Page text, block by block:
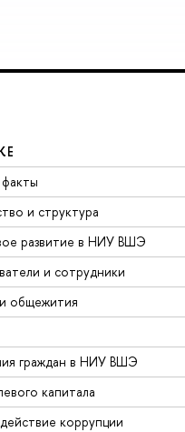
и структура
развитие в НИУ ВШЭ
и сотрудники
общежития
граждан в НИУ ВШЭ
капитала
коррупции